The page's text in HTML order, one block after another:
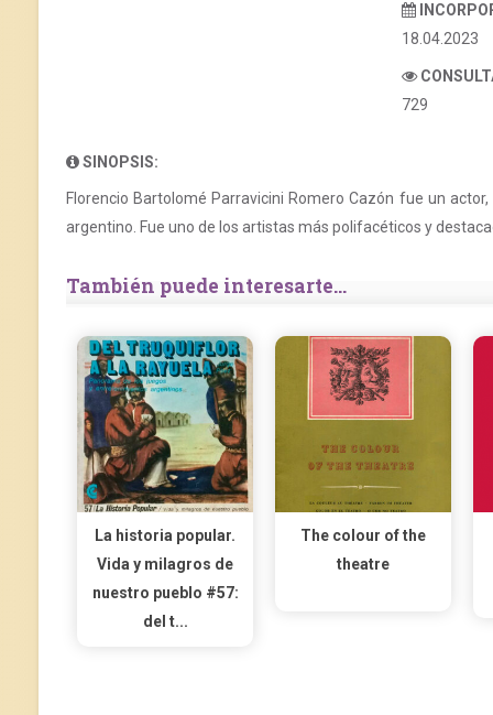
18.04.2023
729
SINOPSIS:
Florencio Bartolomé Parravicini Romero Cazón fue un
argentino. Fue uno de los artistas más polifacéticos y
También puede interesarte...
La historia popular.
Vida y milagros de
nuestro pueblo #57:
del t...
The colour of the
theatre